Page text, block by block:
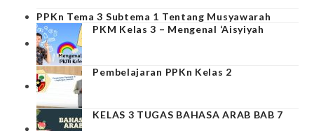
PPKn Tema 3 Subtema 1 Tentang Musyawarah
PKM Kelas 3 – Mengenal ‘Aisyiyah
Pembelajaran PPKn Kelas 2
KELAS 3 TUGAS BAHASA ARAB BAB 7